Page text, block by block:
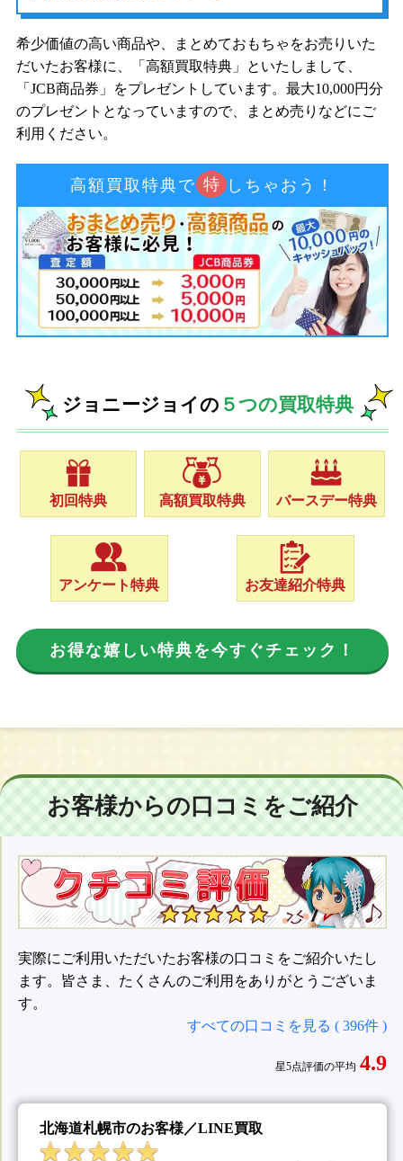
希少価値の高い商品や、まとめておもちゃをお売りいた
だいたお客様に、「高額買取特典」といたしまして、
「JCB商品券」をプレゼントしています。最大10,000円分
のプレゼントとなっていますので、まとめ売りなどにご
利用ください。
高額買取特典で 特 しちゃおう！
ジョニージョイの ５つの買取特典
初回特典 高額買取特典 バースデー特典
アンケート特典 お友達紹介特典
お得な嬉しい特典を今すぐチェック！
お客様からの口コミをご紹介
実際にご利用いただいたお客様の口コミをご紹介いたし
ます。皆さま、たくさんのご利用をありがとうございま
す。
すべての口コミを見る ( 396件 )
星5点評価の平均 4.9
北海道札幌市のお客様／LINE買取